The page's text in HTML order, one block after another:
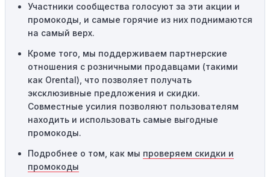
привести к неработоспособности кодов промокодов. В
таких случаях следует обратиться за помощью в
службу поддержки.
Участники сообщества голосуют за эти акции и
промокоды, и самые горячие из них поднимаются
на самый верх.
Кроме того, мы поддерживаем партнерские
отношения с розничными продавцами (такими
как Orental), что позволяет получать
эксклюзивные предложения и скидки.
Совместные усилия позволяют пользователям
находить и использовать самые выгодные
промокоды.
Подробнее о том, как мы проверяем скидки и
промокоды